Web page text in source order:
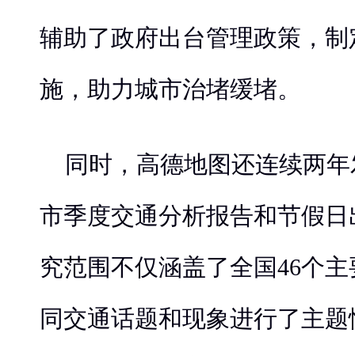
辅助了政府出台管理政策，
施，助力城市治堵缓堵。
同时，高德地图还连续两
市季度交通分析报告和节假
究范围不仅涵盖了全国46个
同交通话题和现象进行了主